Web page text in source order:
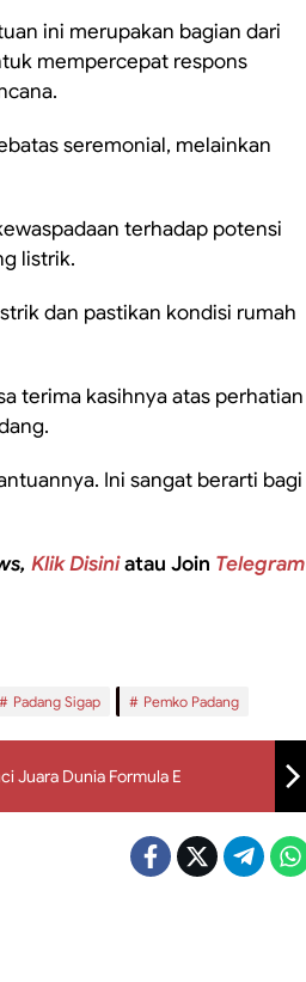
ini merupakan bagian dari
mempercepat respons
seremonial, melainkan
terhadap potensi
listrik.
dan pastikan kondisi rumah
terima kasihnya atas perhatian
Ini sangat berarti bagi
Klik Disiniatau Join Telegram
Padang Sigap Pemko Padang
Juara Dunia Formula E